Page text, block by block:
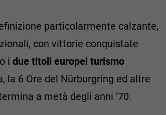
particolarmente calzante,
con vittorie conquistate
i due titoli europei turismo
la 6 Ore del Nürburgring ed altre
a metà degli anni ’70.